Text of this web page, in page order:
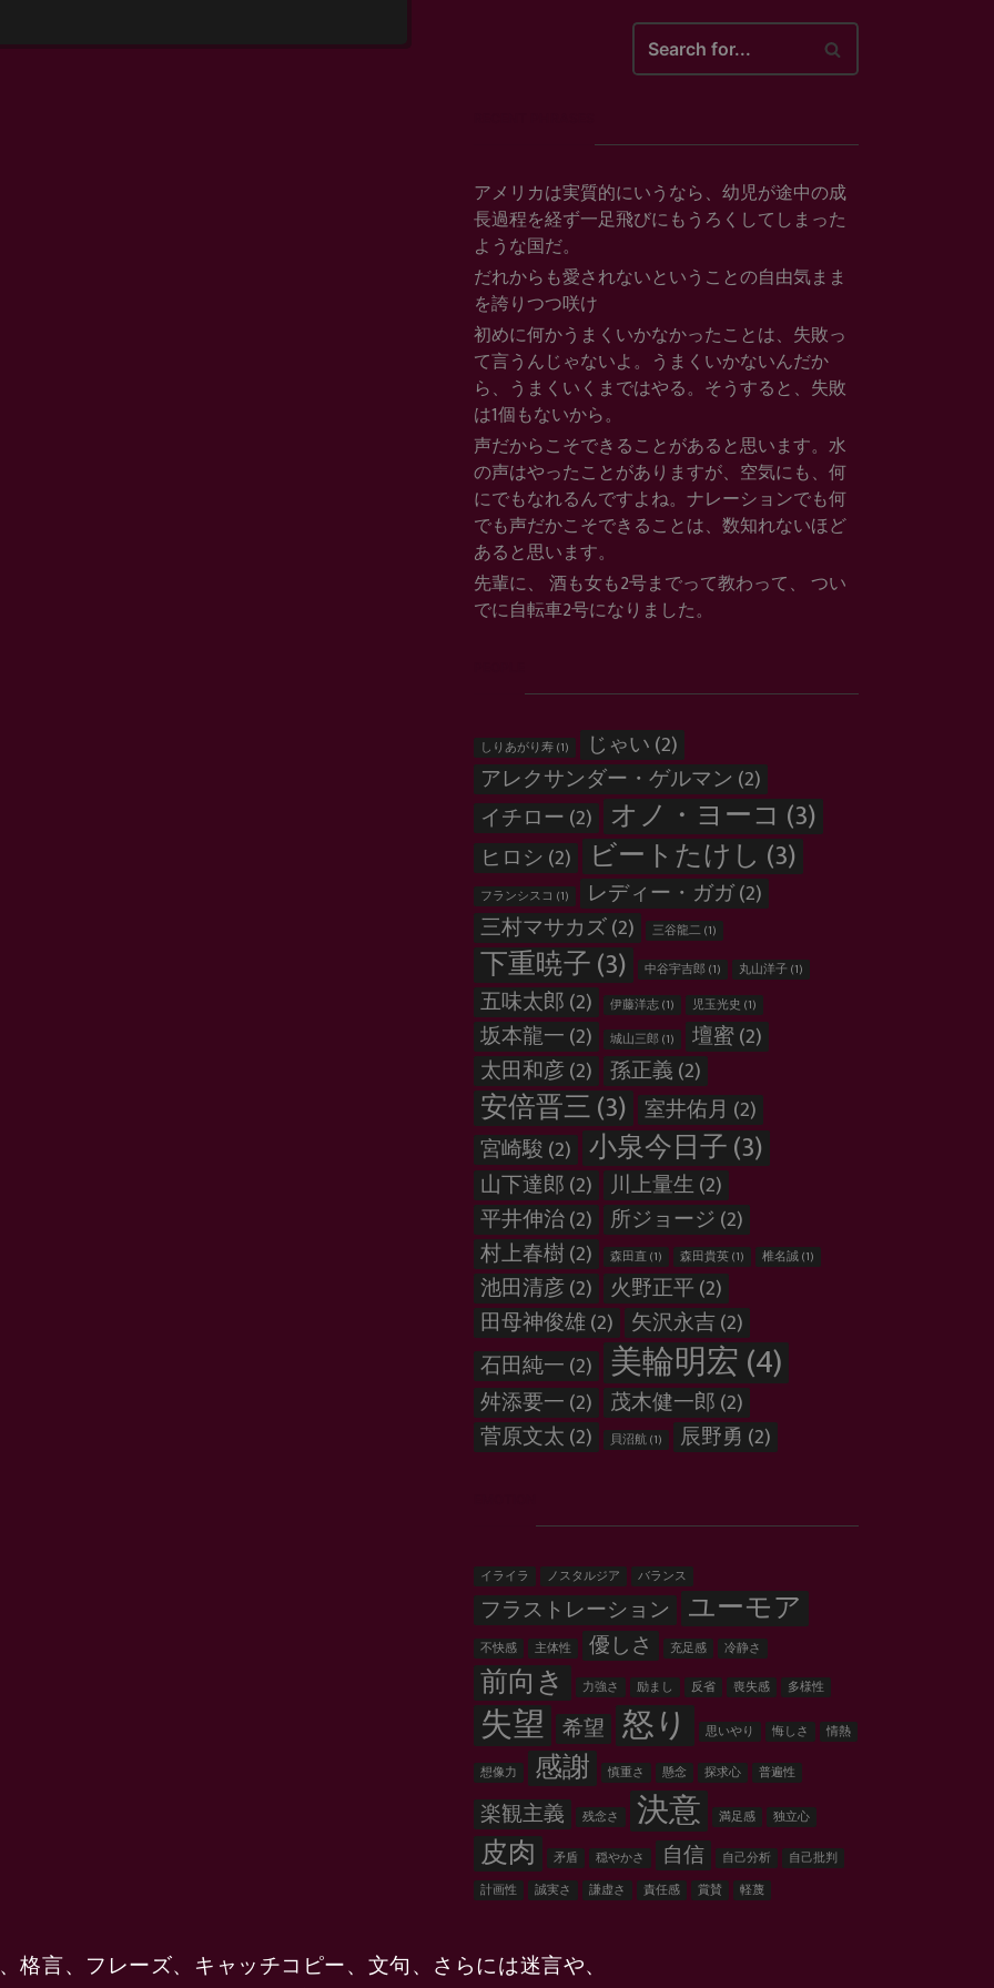
それはもう好き
アメリカは実質的にいうなら、幼児が途中の成
長過程を経ず一足飛びにもうろくしてしまった
ような国だ。
だれからも愛されないということの自由気まま
を誇りつつ咲け
初めに何かうまくいかなかったことは、失敗っ
て言うんじゃないよ。うまくいかないんだか
ら、うまくいくまではやる。そうすると、失敗
は1個もないから。
声だからこそできることがあると思います。水
の声はやったことがありますが、空気にも、何
にでもなれるんですよね。ナレーションでも何
でも声だかこそできることは、数知れないほど
あると思います。
先輩に、 酒も女も2号までって教わって、 つい
でに自転車2号になりました。
しりあがり寿(1) じゃい(2)
アレクサンダー・ゲルマン (2)
イチロー(2) オノ・ヨーコ (3)
ヒロシ(2) ビートたけし (3)
フランシスコ (1) レディー・ガガ(2)
三村マサカズ(2) 三谷龍二(1)
下重暁子(3) 中谷宇吉郎(1) 丸山洋子 (1)
五味太郎(2) 伊藤洋志(1) 児玉光史 (1)
坂本龍一(2) 城山三郎(1) 壇蜜(2)
太田和彦(2) 孫正義(2)
安倍晋三(3) 室井佑月 (2)
宮崎駿(2) 小泉今日子(3)
山下達郎(2) 川上量生(2)
平井伸治(2) 所ジョージ(2)
村上春樹(2) 森田直(1) 森田貴英(1) 椎名誠(1)
池田清彦(2) 火野正平(2)
田母神俊雄(2) 矢沢永吉(2)
石田純一(2) 美輪明宏(4)
舛添要一(2) 茂木健一郎(2)
菅原文太(2) 貝沼航(1) 辰野勇 (2)
イライラ ノスタルジア バランス
フラストレーション ユーモア
不快感 主体性 優しさ 充足感 冷静さ
前向き 力強さ 励まし 反省 喪失感 多様性
失望 希望 怒り 思いやり 悔しさ 情熱
想像力 感謝 慎重さ 懸念 探求心 普遍性
楽観主義 残念さ 決意 満足感 独立心
皮肉 矛盾 穏やかさ 自信 自己分析
自己批判
計画性
誠実さ 謙虚さ 責任感 賞賛 軽蔑
格言、フレーズ、キャッチコピー、文句、さらには迷言や、